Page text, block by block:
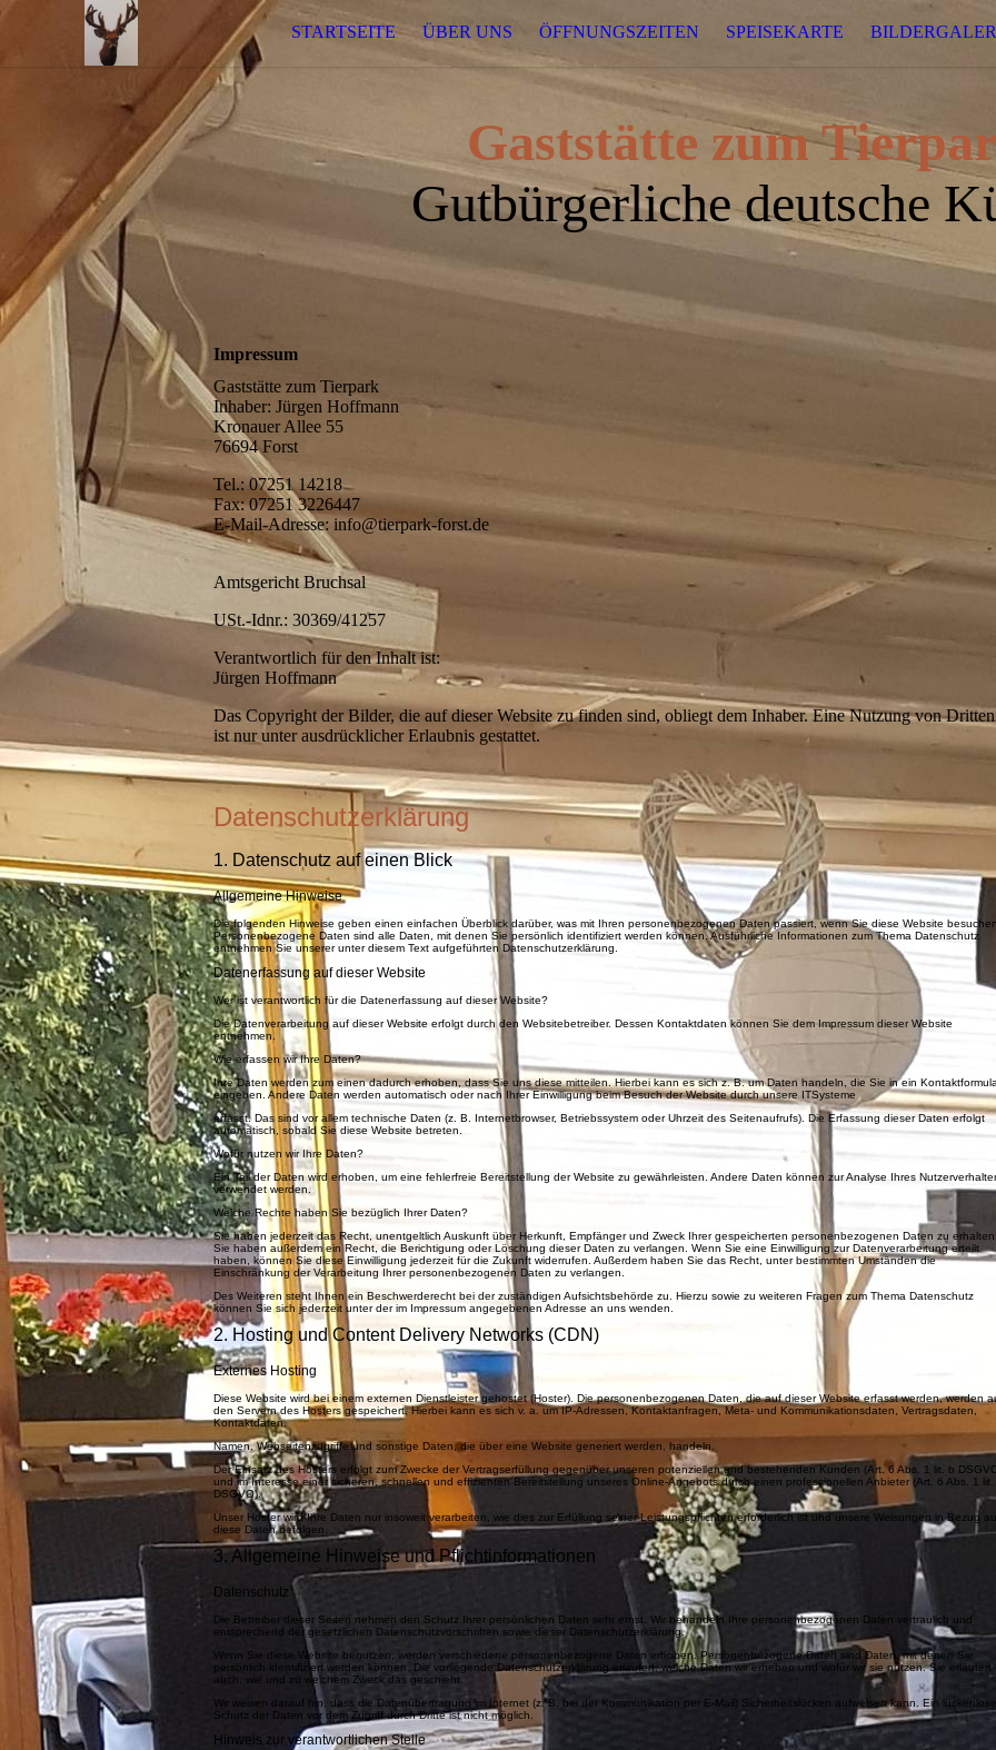
STARTSEITE ÜBER UNS ÖFFNUNGSZEITEN SPEISEKARTE
Gaststätte zum
Gutbürgerliche deutsche
Impressum
Gaststätte zum Tierpark
Inhaber: Jürgen Hoffmann
Kronauer Allee 55
76694 Forst
Tel.: 07251 14218
Fax: 07251 3226447
E-Mail-Adresse: info@tierpark-forst.de
Amtsgericht Bruchsal
USt.-Idnr.: 30369/41257
Verantwortlich für den Inhalt ist:
Jürgen Hoffmann
Das Copyright der Bilder, die auf dieser Website zu finden sind, obliegt dem Inhaber. Eine Nutzung von Dritten
ist nur unter ausdrücklicher Erlaubnis gestattet.
Datenschutzerklärung
1. Datenschutz auf einen Blick
Allgemeine Hinweise
Die folgenden Hinweise geben einen einfachen Überblick darüber, was mit Ihren personenbezogenen Daten passiert, wenn Sie diese Website
Personenbezogene Daten sind alle Daten, mit denen Sie persönlich identifiziert werden können. Ausführliche Informationen zum Thema Datenschutz
entnehmen Sie unserer unter diesem Text aufgeführten Datenschutzerklärung.
Datenerfassung auf dieser Website
Wer ist verantwortlich für die Datenerfassung auf dieser Website?
Die Datenverarbeitung auf dieser Website erfolgt durch den Websitebetreiber. Dessen Kontaktdaten können Sie dem Impressum dieser Website
entnehmen.
Wie erfassen wir Ihre Daten?
Ihre Daten werden zum einen dadurch erhoben, dass Sie uns diese mitteilen. Hierbei kann es sich z. B. um Daten handeln, die Sie in ein
eingeben. Andere Daten werden automatisch oder nach Ihrer Einwilligung beim Besuch der Website durch unsere ITSysteme
erfasst. Das sind vor allem technische Daten (z. B. Internetbrowser, Betriebssystem oder Uhrzeit des Seitenaufrufs). Die Erfassung dieser Daten erfolgt
automatisch, sobald Sie diese Website betreten.
Wofür nutzen wir Ihre Daten?
Ein Teil der Daten wird erhoben, um eine fehlerfreie Bereitstellung der Website zu gewährleisten. Andere Daten können zur Analyse Ihres
verwendet werden.
Welche Rechte haben Sie bezüglich Ihrer Daten?
Sie haben jederzeit das Recht, unentgeltlich Auskunft über Herkunft, Empfänger und Zweck Ihrer gespeicherten personenbezogenen Daten zu
Sie haben außerdem ein Recht, die Berichtigung oder Löschung dieser Daten zu verlangen. Wenn Sie eine Einwilligung zur Datenverarbeitung erteilt
haben, können Sie diese Einwilligung jederzeit für die Zukunft widerrufen. Außerdem haben Sie das Recht, unter bestimmten Umständen die
Einschränkung der Verarbeitung Ihrer personenbezogenen Daten zu verlangen.
Des Weiteren steht Ihnen ein Beschwerderecht bei der zuständigen Aufsichtsbehörde zu. Hierzu sowie zu weiteren Fragen zum Thema Datenschutz
können Sie sich jederzeit unter der im Impressum angegebenen Adresse an uns wenden.
2. Hosting und Content Delivery Networks (CDN)
Externes Hosting
Diese Website wird bei einem externen Dienstleister gehostet (Hoster). Die personenbezogenen Daten, die auf dieser Website erfasst werden, werden
den Servern des Hosters gespeichert. Hierbei kann es sich v. a. um IP-Adressen, Kontaktanfragen, Meta- und Kommunikationsdaten, Vertragsdaten,
Kontaktdaten,
Namen, Webseitenzugriffe und sonstige Daten, die über eine Website generiert werden, handeln.
Der Einsatz des Hosters erfolgt zum Zwecke der Vertragserfüllung gegenüber unseren potenziellen und bestehenden Kunden (Art. 6 Abs. 1 lit. b
und im Interesse einer sicheren, schnellen und effizienten Bereitstellung unseres Online-Angebots durch einen professionellen Anbieter (Art. 6 Abs. 1 lit.
DSGVO).
Unser Hoster wird Ihre Daten nur insoweit verarbeiten, wie dies zur Erfüllung seiner Leistungspflichten erforderlich ist und unsere Weisungen in Bezug
diese Daten befolgen.
3. Allgemeine Hinweise und Pflichtinformationen
Datenschutz
Die Betreiber dieser Seiten nehmen den Schutz Ihrer persönlichen Daten sehr ernst. Wir behandeln Ihre personenbezogenen Daten vertraulich und
entsprechend der gesetzlichen Datenschutzvorschriften sowie dieser Datenschutzerklärung.
Wenn Sie diese Website benutzen, werden verschiedene personenbezogene Daten erhoben. Personenbezogene Daten sind Daten, mit denen Sie
persönlich identifiziert werden können. Die vorliegende Datenschutzerklärung erläutert, welche Daten wir erheben und wofür wir sie nutzen. Sie erläutert
auch, wie und zu welchem Zweck das geschieht.
Wir weisen darauf hin, dass die Datenübertragung im Internet (z. B. bei der Kommunikation per E-Mail) Sicherheitslücken aufweisen kann. Ein
Schutz der Daten vor dem Zugriff durch Dritte ist nicht möglich.
Hinweis zur verantwortlichen Stelle